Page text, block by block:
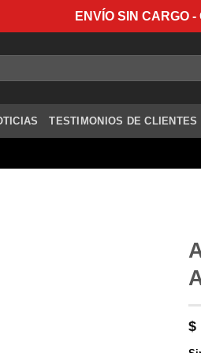
ENVÍO SIN CARGO
TESTIMONIOS DE CLIENTES
$